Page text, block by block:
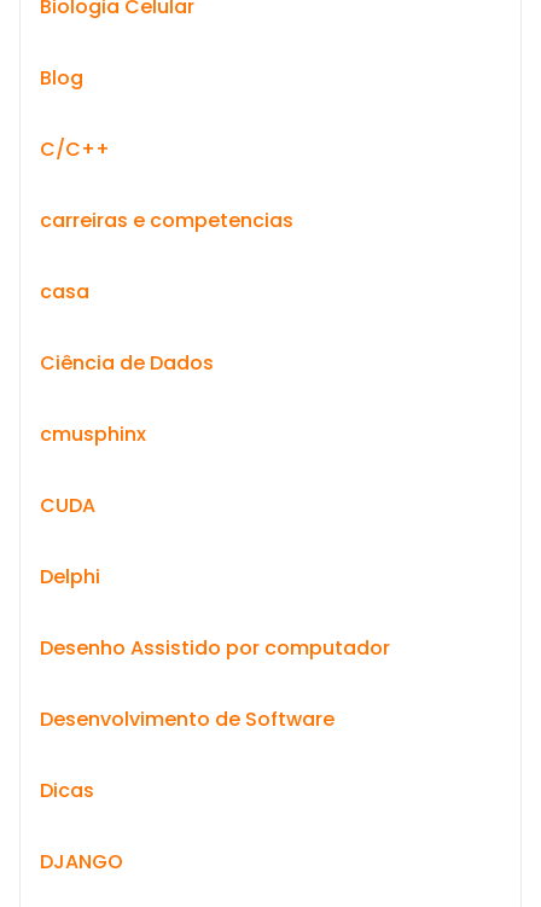
Biologia Celular
Blog
C/C++
carreiras e competencias
casa
Ciência de Dados
cmusphinx
CUDA
Delphi
Desenho Assistido por computador
Desenvolvimento de Software
Dicas
DJANGO